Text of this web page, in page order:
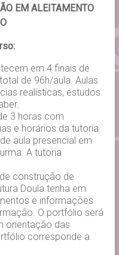
EM ALEITAMENTO
em 4 finais de
de 96h/aula. Aulas
realísticas, estudos
3 horas com
e horários da tutoria
aula presencial em
A tutoria
construção de
Doula tenha em
e informações
O portfólio será
orientação das
corresponde a